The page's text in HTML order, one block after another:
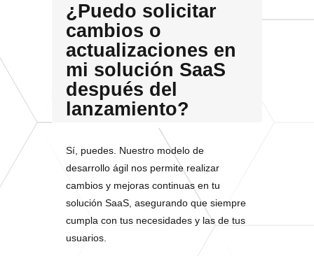
¿Puedo solicitar
cambios o
actualizaciones en
mi solución SaaS
después del
lanzamiento?
Sí, puedes. Nuestro modelo de
desarrollo ágil nos permite realizar
cambios y mejoras continuas en tu
solución SaaS, asegurando que siempre
cumpla con tus necesidades y las de tus
usuarios.